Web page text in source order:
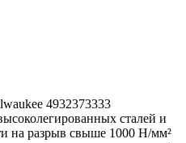
4932373333
сталей и
на разрыв свыше 1000 Н/мм²